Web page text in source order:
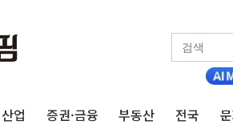
산업 증권·금융 부동산 전국
지 줄었지만, 반도체 두 종목에 코스피 '휘청'
원산서 동해상으로 단거리 탄도미사일 발사
오피스 78%가 준공 10년 이상…리뉴얼이 경쟁